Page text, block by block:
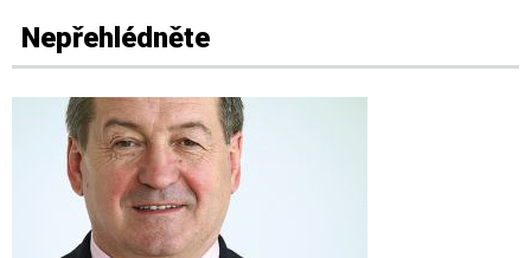
Nepřehlédněte